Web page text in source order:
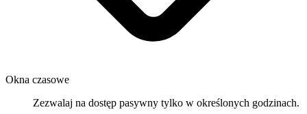
Okna czasowe
Zezwalaj na dostęp pasywny tylko w określonych godzinach.